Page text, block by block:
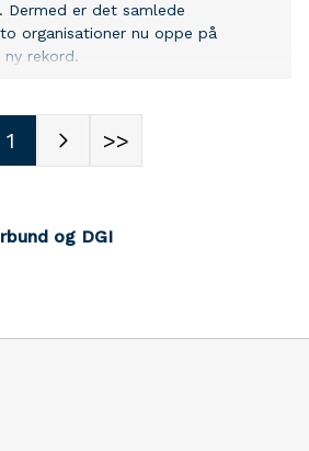
Dermed er det samlede
organisationer nu oppe på
ny rekord.
1 >>
og DGI